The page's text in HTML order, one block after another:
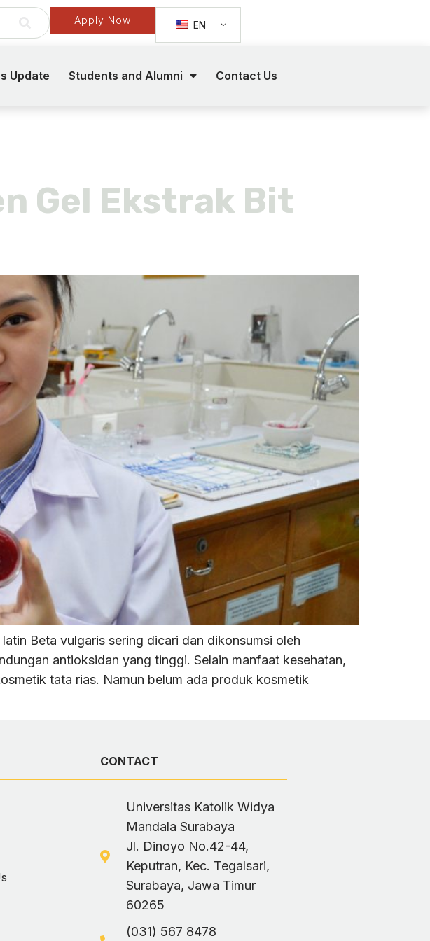
Apply Now EN
Update Students and Alumni Contact Us
Gel Ekstrak Bit
Beta vulgaris sering dicari dan dikonsumsi oleh
antioksidan yang tinggi. Selain manfaat kesehatan,
tata rias. Namun belum ada produk kosmetik
CONTACT
Universitas Katolik Widya
Mandala Surabaya
Jl. Dinoyo No.42-44,
Keputran, Kec. Tegalsari,
Surabaya, Jawa Timur
60265
(031) 567 8478